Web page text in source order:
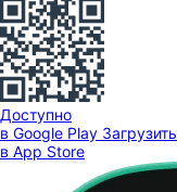
Доступно
в Google Play Загрузить
в App Store